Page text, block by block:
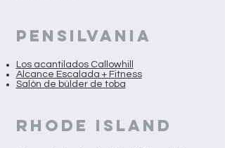
PENSILVANIA
Los acantilados Callowhill
Alcance Escalada + Fitness
Salón de búlder de toba
RHODE ISLAND